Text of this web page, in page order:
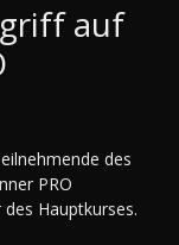
auf
des
PRO
Hauptkurses.